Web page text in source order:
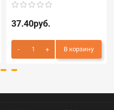
37.40руб.
В корзину